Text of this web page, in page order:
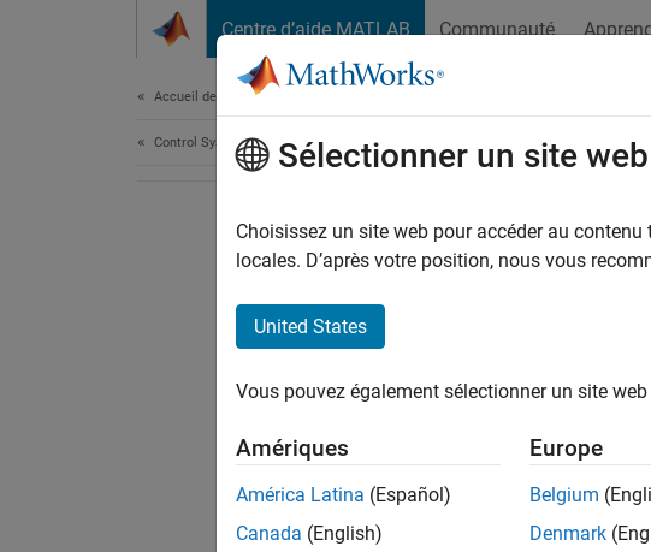
Centre d’aide MATLAB Communauté
Accueil de la documentation
Control Systems Sélectionner un site web
Choisissez un site web pour accéder au
locales. D’après votre position, nous vous
United States
Vous pouvez également sélectionner un site
Amériques
América Latina (Español)
Canada (English)
Europe
Belgium
Denmark